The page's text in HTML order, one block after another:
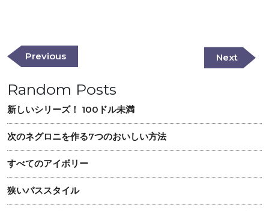
navigation
Previous
Post
Previous
Next
Post
Next
Random Posts
新しいシリーズ！ 100ドル未満
次のネグロニを作る7つのおいしい方法
すべてのアイボリー
狭いパススタイル